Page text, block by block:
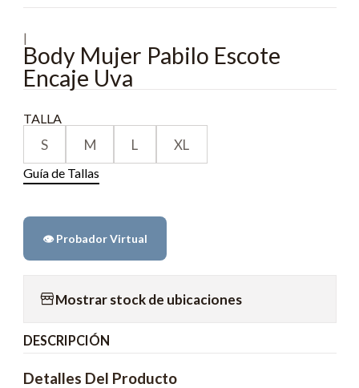
|
Body Mujer Pabilo Escote
Encaje Uva
TALLA
S M L XL
Guía de Tallas
👁️ Probador Virtual
Mostrar stock de ubicaciones
DESCRIPCIÓN
Detalles Del Producto